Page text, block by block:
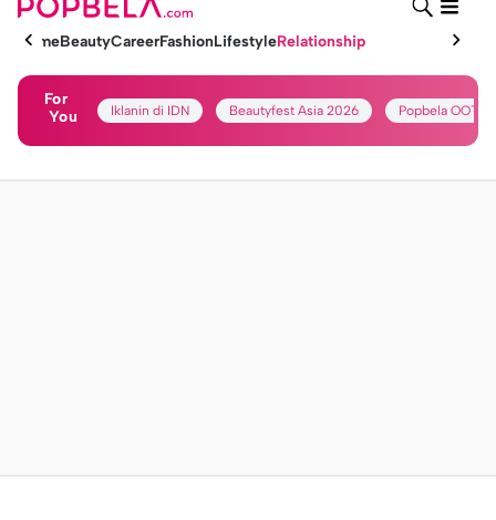
HomeBeautyCareerFashionLifestyleRelationship
For
You
Iklanin di IDN Beautyfest Asia 2026 Popbela OOTD